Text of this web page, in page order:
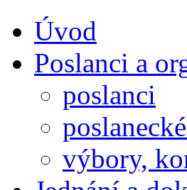
Úvod
Poslanci a
poslanci
výbory,